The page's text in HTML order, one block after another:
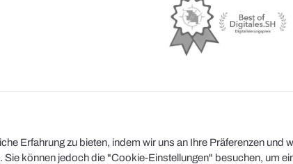
Erfahrung zu bieten, indem wir uns an Ihre Präferenzen und
können jedoch die "Cookie-Einstellungen" besuchen, um